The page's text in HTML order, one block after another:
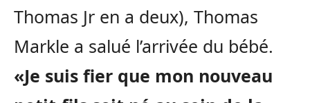
Thomas Jr en a deux), Thomas
Markle a salué l’arrivée du bébé.
«Je suis fier que mon nouveau